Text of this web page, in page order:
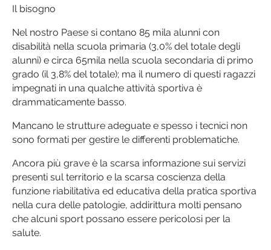
Il bisogno
Nel nostro Paese si contano 85 mila alunni con
disabilità nella scuola primaria (3,0% del totale degli
alunni) e circa 65mila nella scuola secondaria di primo
grado (il 3,8% del totale); ma il numero di questi ragazzi
impegnati in una qualche attività sportiva è
drammaticamente basso.
Mancano le strutture adeguate e spesso i tecnici non
sono formati per gestire le differenti problematiche.
Ancora più grave è la scarsa informazione sui servizi
presenti sul territorio e la scarsa coscienza della
funzione riabilitativa ed educativa della pratica sportiva
nella cura delle patologie, addirittura molti pensano
che alcuni sport possano essere pericolosi per la
salute.